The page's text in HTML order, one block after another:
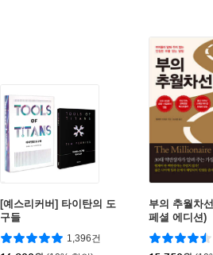
[예스리커버] 타이탄의 도
구들
1,396건
부의 추월차
페셜 에디션)